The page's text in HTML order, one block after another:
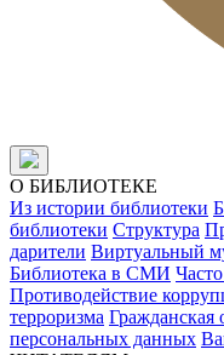
О БИБЛИОТЕКЕ
Из истории библиотеки
библиотеки Структура
дарители Виртуальный
Библиотека в СМИ
Противодействие
терроризма Гражданская
персональных данных